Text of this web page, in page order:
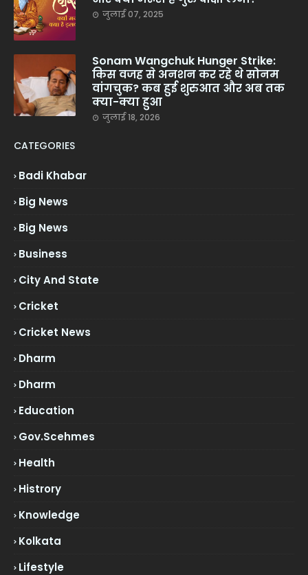
जुलाई 07, 2025
Sonam Wangchuk Hunger Strike:
किस वजह से अनशन कर रहे थे सोनम
वांगचुक? कब हुई शुरुआत और अब तक
क्या-क्या हुआ
जुलाई 18, 2026
CATEGORIES
Badi Khabar
Big News
Big News
Business
City And State
Cricket
Cricket News
Dharm
Dharm
Education
Gov.scehmes
Health
Histrory
Knowledge
Kolkata
Lifestyle